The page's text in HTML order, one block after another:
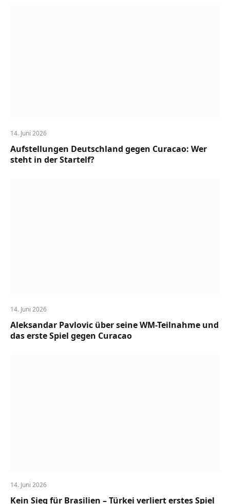
14. Juni 2026
Aufstellungen Deutschland gegen Curacao: Wer
steht in der Startelf?
14. Juni 2026
Aleksandar Pavlovic über seine WM-Teilnahme und
das erste Spiel gegen Curacao
14. Juni 2026
Kein Sieg für Brasilien – Türkei verliert erstes Spiel